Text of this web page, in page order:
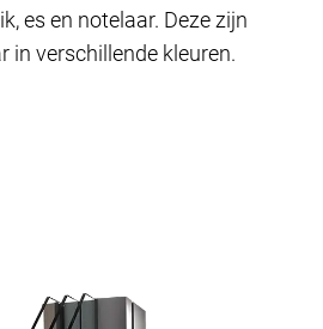
es en notelaar. Deze zijn
in verschillende kleuren.